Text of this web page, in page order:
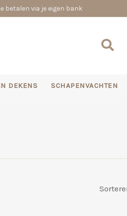
betalen via je eigen bank
DEKENS SCHAPENVACHTEN